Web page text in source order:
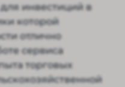
инвестиций в
которой
отлично
сервиса
торговых